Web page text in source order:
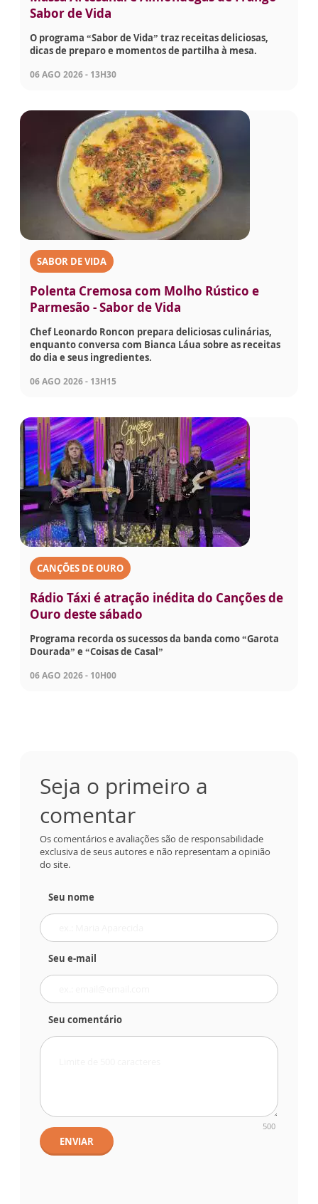
Sabor de Vida
O programa “Sabor de Vida” traz receitas deliciosas,
dicas de preparo e momentos de partilha à mesa.
06 AGO 2026 - 13H30
SABOR DE VIDA
Polenta Cremosa com Molho Rústico e
Parmesão - Sabor de Vida
Chef Leonardo Roncon prepara deliciosas culinárias,
enquanto conversa com Bianca Láua sobre as receitas
do dia e seus ingredientes.
06 AGO 2026 - 13H15
CANÇÕES DE OURO
Rádio Táxi é atração inédita do Canções de
Ouro deste sábado
Programa recorda os sucessos da banda como “Garota
Dourada” e “Coisas de Casal”
06 AGO 2026 - 10H00
Seja o primeiro a
comentar
Os comentários e avaliações são de responsabilidade
exclusiva de seus autores e não representam a opinião
do site.
Seu nome
Seu e-mail
Seu comentário
500
ENVIAR